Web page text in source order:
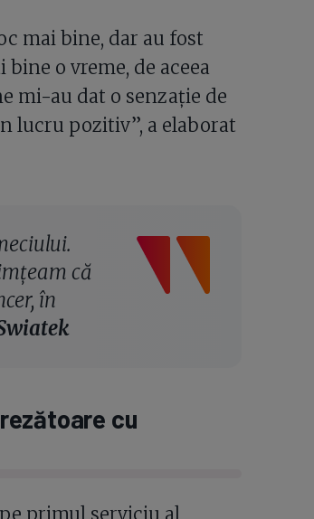
mai bine, dar au fost
o vreme, de aceea
mi-au dat o senzație de
lucru pozitiv”, a elaborat
că
în
cu
primul serviciu al